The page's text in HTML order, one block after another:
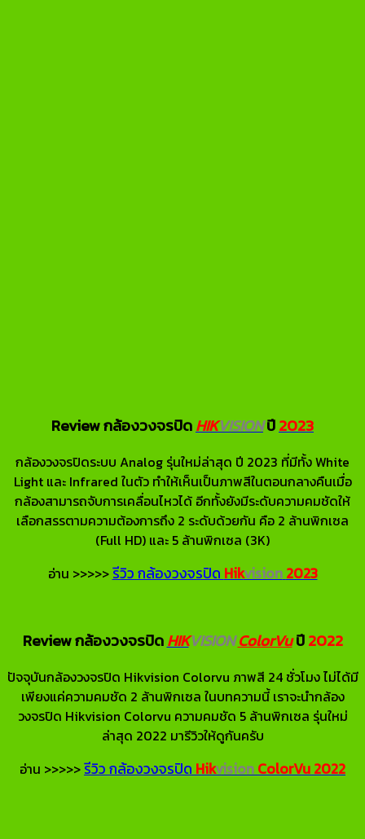
Review กล้องวงจรปิดHIKVISIONปี2023
กล้องวงจรปิดระบบ Analog รุ่นใหม่ล่าสุด ปี 2023 ที่มีทั้ง White
Light และ Infrared ในตัว ทำให้เห็นเป็นภาพสีในตอนกลางคืนเมื่อ
กล้องสามารถจับการเคลื่อนไหวได้ อีกทั้งยังมีระดับความคมชัดให้
เลือกสรรตามความต้องการถึง 2 ระดับด้วยกัน คือ 2 ล้านพิกเซล
(Full HD) และ 5 ล้านพิกเซล (3K)
อ่าน >>>>>รีวิว กล้องวงจรปิด Hikvision 2023
Review กล้องวงจรปิดHIKVISIONColorVuปี2022
ปัจจุบันกล้องวงจรปิด Hikvision Colorvu ภาพสี 24 ชั่วโมง ไม่ได้มี
เพียงแค่ความคมชัด 2 ล้านพิกเซล ในบทความนี้ เราจะนำกล้อง
วงจรปิด Hikvision Colorvu ความคมชัด 5 ล้านพิกเซล รุ่นใหม่
ล่าสุด 2022 มารีวิวให้ดูกันครับ
อ่าน >>>>>รีวิว กล้องวงจรปิด HikvisionColorVu2022